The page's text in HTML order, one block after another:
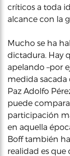
críticos a toda
alcance con la
Mucho se ha
dictadura. Hay
apelando –por
medida sacada
Paz Adolfo
puede
participación
en aquella
Boff también
realidad es